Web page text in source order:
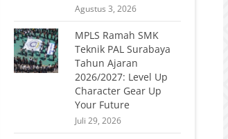
Agustus 3, 2026
MPLS Ramah SMK
Teknik PAL Surabaya
Tahun Ajaran
2026/2027: Level Up
Character Gear Up
Your Future
Juli 29, 2026